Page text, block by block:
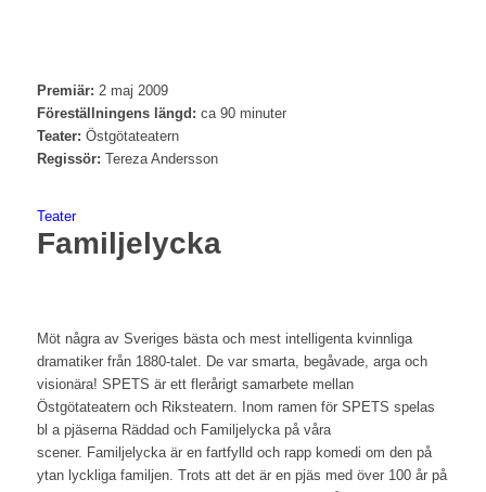
Premiär: 2 maj 2009
Föreställningens längd: ca 90 minuter
Teater: Östgötateatern
Regissör: Tereza Andersson
Teater
Familjelycka
Möt några av Sveriges bästa och mest intelligenta kvinnliga
dramatiker från 1880-talet. De var smarta, begåvade, arga och
visionära! SPETS är ett flerårigt samarbete mellan
Östgötateatern och Riksteatern. Inom ramen för SPETS spelas
bl a pjäserna Räddad och Familjelycka på våra
scener. Familjelycka är en fartfylld och rapp komedi om den på
ytan lyckliga familjen. Trots att det är en pjäs med över 100 år på